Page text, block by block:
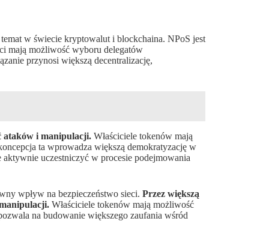
w świecie kryptowalut i blockchaina. NPoS jest
mają możliwość wyboru delegatów
przynosi większą decentralizację,
ataków i manipulacji. Właściciele tokenów mają
ta wprowadza większą demokratyzację w
uczestniczyć w procesie podejmowania
wpływ na bezpieczeństwo sieci. Przez większą
Właściciele tokenów mają możliwość
na budowanie większego zaufania wśród